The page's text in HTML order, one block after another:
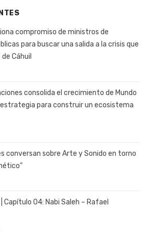
compromiso de ministros de
para buscar una salida a la crisis que
Cáhuil
consolida el crecimiento de Mundo
estrategia para construir un ecosistema
conversan sobre Arte y Sonido en torno
04: Nabi Saleh – Rafael